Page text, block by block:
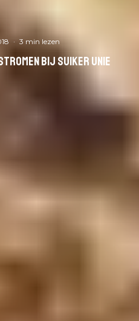
· 3 min lezen
bij Suiker Unie